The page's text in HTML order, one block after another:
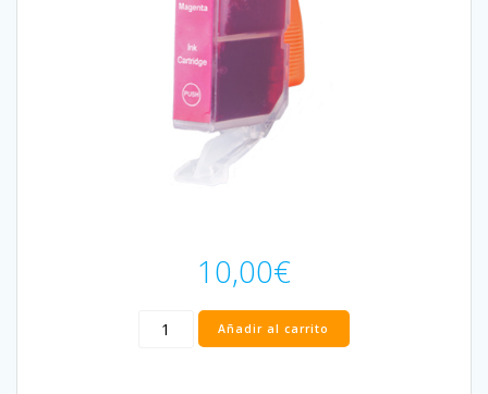
10,00€
Cartucho
Canon
Añadir al carrito